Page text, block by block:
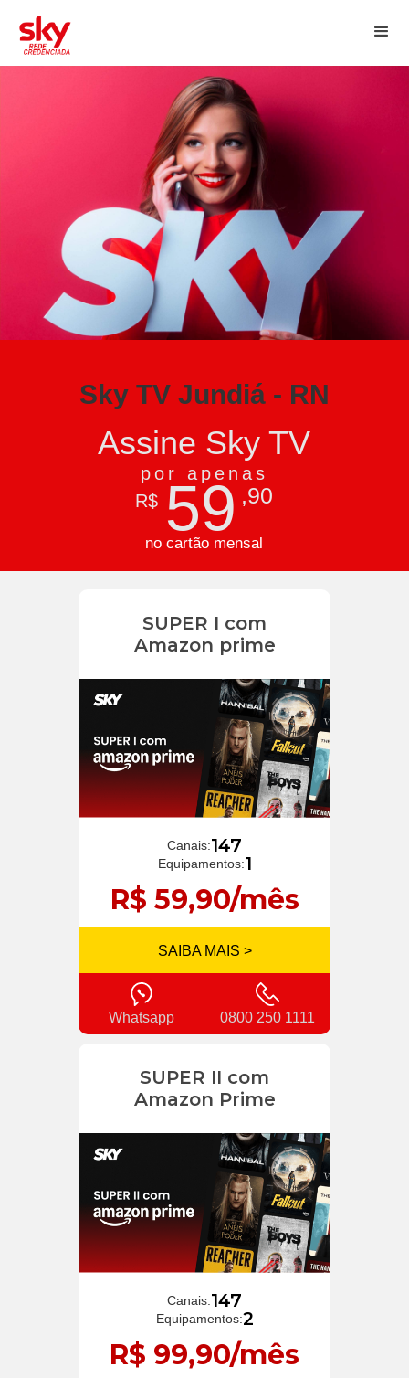
Sky TV Jundiá - RN
Assine Sky TV
por apenas
R$ 59 ,90
no cartão mensal
SUPER I com
Amazon prime
Canais:147
Equipamentos:1
R$ 59,90/mês
SAIBA MAIS >
Whatsapp 0800 250 1111
SUPER II com
Amazon Prime
Canais:147
Equipamentos:2
R$ 99,90/mês